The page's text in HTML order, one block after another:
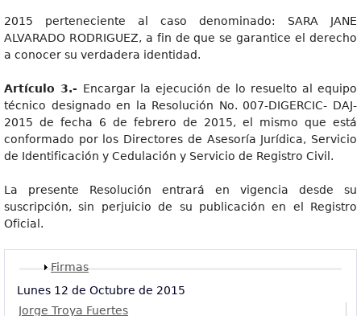
2015 perteneciente al caso denominado: SARA JANE
ALVARADO RODRIGUEZ, a fin de que se garantice el derecho
a conocer su verdadera identidad.
Artícul o 3.- Encargar la ejecución de lo resuelto al equipo
técnico designado en la Resolución No. 007-DIGERCIC- DAJ-
2015 de fecha 6 de febrero de 2015, el mismo que está
conformado por los Directores de Asesoría Jurídica, Servicio
de Identificación y Cedulación y Servicio de Registro Civil.
La presente Resolución entrará en vigencia desde su
suscripción, sin perjuicio de su publicación en el Registro
Oficial.
Mostrar
Firmas
Lunes 12 de Octubre de 2015
Jorge Troya Fuertes